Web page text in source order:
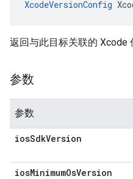
XcodeVersionConfig
返回与此目标关联的 Xcode
参数
参数
iosSdkVersion
iosMinimumOsVersion